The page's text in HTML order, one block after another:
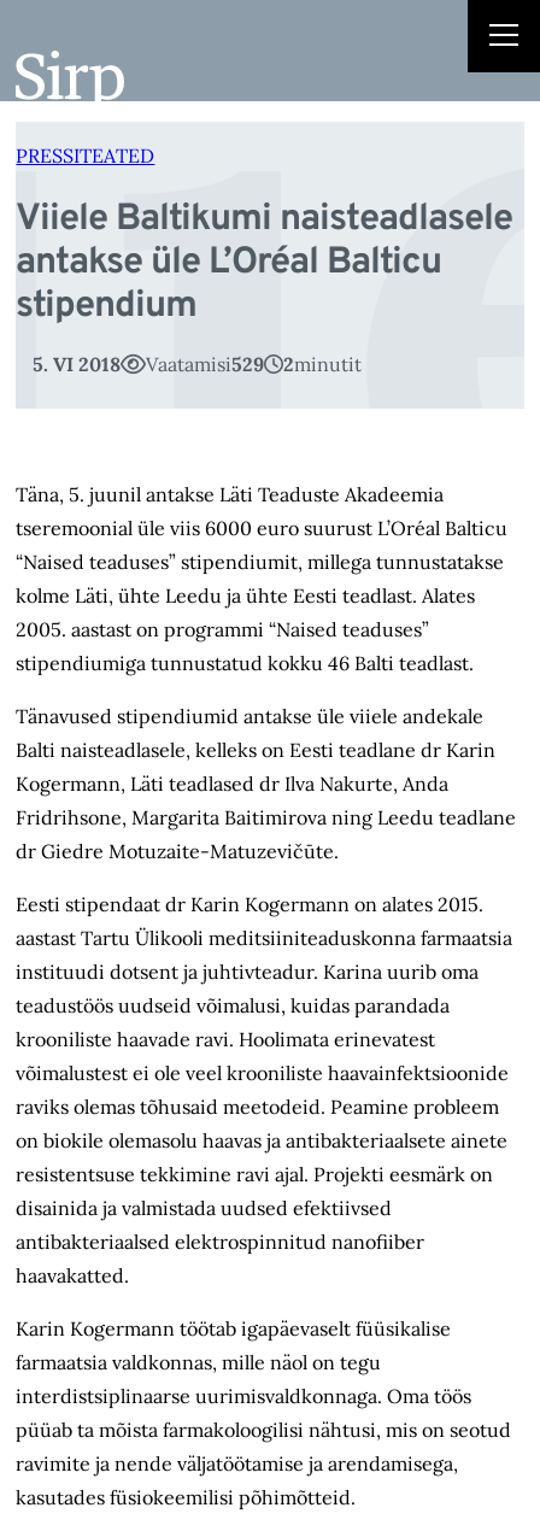
juurde
PRESSITEATED
Viiele Baltikumi naisteadlasele
antakse üle L’Oréal Balticu
stipendium
5. VI 2018 Vaatamisi529 2minutit
Täna, 5. juunil antakse Läti Teaduste Akadeemia
tseremoonial üle viis 6000 euro suurust L’Oréal Balticu
“Naised teaduses” stipendiumit, millega tunnustatakse
kolme Läti, ühte Leedu ja ühte Eesti teadlast. Alates
2005. aastast on programmi “Naised teaduses”
stipendiumiga tunnustatud kokku 46 Balti teadlast.
Tänavused stipendiumid antakse üle viiele andekale
Balti naisteadlasele, kelleks on Eesti teadlane dr Karin
Kogermann, Läti teadlased dr Ilva Nakurte, Anda
Fridrihsone, Margarita Baitimirova ning Leedu teadlane
dr Giedre Motuzaite-Matuzevičūte.
Eesti stipendaat dr Karin Kogermann on alates 2015.
aastast Tartu Ülikooli meditsiiniteaduskonna farmaatsia
instituudi dotsent ja juhtivteadur. Karina uurib oma
teadustöös uudseid võimalusi, kuidas parandada
krooniliste haavade ravi. Hoolimata erinevatest
võimalustest ei ole veel krooniliste haavainfektsioonide
raviks olemas tõhusaid meetodeid. Peamine probleem
on biokile olemasolu haavas ja antibakteriaalsete ainete
resistentsuse tekkimine ravi ajal. Projekti eesmärk on
disainida ja valmistada uudsed efektiivsed
antibakteriaalsed elektrospinnitud nanofiiber
haavakatted.
Karin Kogermann töötab igapäevaselt füüsikalise
farmaatsia valdkonnas, mille näol on tegu
interdistsiplinaarse uurimisvaldkonnaga. Oma töös
püüab ta mõista farmakoloogilisi nähtusi, mis on seotud
ravimite ja nende väljatöötamise ja arendamisega,
kasutades füsiokeemilisi põhimõtteid.